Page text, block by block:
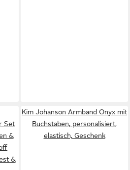
Set
&
&
Kim Johanson Armband Onyx mit
Buchstaben, personalisiert,
elastisch, Geschenk